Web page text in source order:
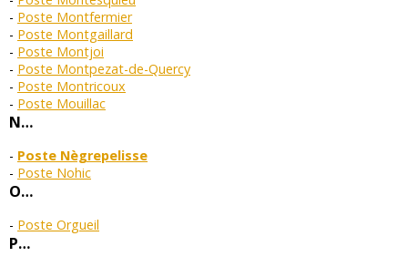
Poste Montfermier
Poste Montgaillard
Poste Montjoi
Poste Montpezat-de-Quercy
Poste Montricoux
Poste Mouillac
N…
Poste Nègrepelisse
Poste Nohic
O…
Poste Orgueil
P…